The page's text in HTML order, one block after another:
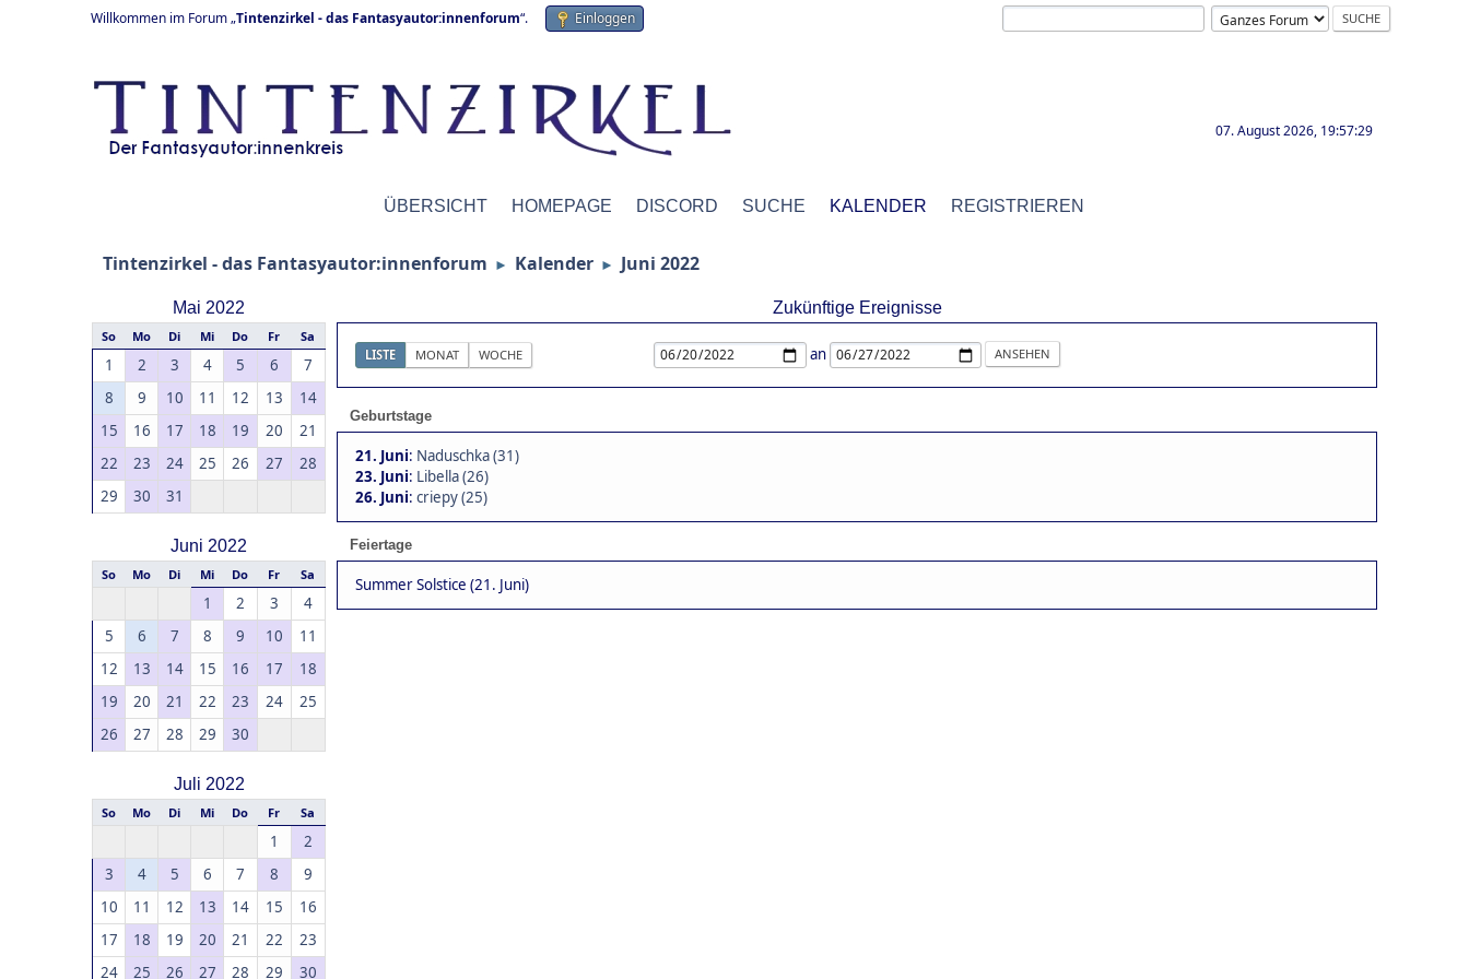
Willkommen im Forum „Tintenzirkel - das Fantasyautor:innenforum“. Einloggen
07. August 2026, 19:57:29
ÜBERSICHT HOMEPAGE DISCORD SUCHE KALENDER REGISTRIEREN
Tintenzirkel - das Fantasyautor:innenforum ► Kalender ► Juni 2022
Mai 2022
So Mo Di Mi Do Fr Sa
1 2 3 4 5 6
7
8
9 10 11 12 13
14
15
16 17 18 19 20
21
22
23 24 25 26 27
28
29
30 31
Juni 2022
So Mo Di Mi Do Fr Sa
1 2 3
4
5
6 7 8 9 10
11
12
13 14 15 16 17
18
19
20 21 22 23 24
25
26
27 28 29 30
Juli 2022
So Mo Di Mi Do Fr Sa
1
2
3
4 5 6 7 8
9
10
11 12 13 14 15
16
17
18 19 20 21 22
23
24
25 26 27 28 29 30
Zukünftige Ereignisse
LISTE MONAT WOCHE an
Geburtstage
21. Juni: Naduschka (31)
23. Juni: Libella (26)
26. Juni: criepy (25)
Feiertage
Summer Solstice (21. Juni)